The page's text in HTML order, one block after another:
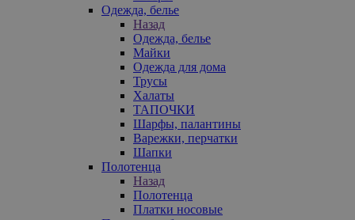
Одежда, белье
Назад
Одежда, белье
Майки
Одежда для дома
Трусы
Халаты
ТАПОЧКИ
Шарфы, палантины
Варежки, перчатки
Шапки
Полотенца
Назад
Полотенца
Платки носовые